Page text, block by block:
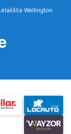
Wellington